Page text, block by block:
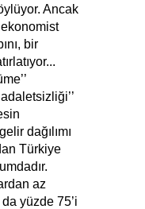
Ancak
bir
dağılımı
Türkiye
az
yüzde 75’i